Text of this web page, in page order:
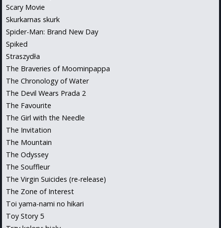
Scary Movie
Skurkarnas skurk
Spider-Man: Brand New Day
Spiked
Straszydła
The Braveries of Moominpappa
The Chronology of Water
The Devil Wears Prada 2
The Favourite
The Girl with the Needle
The Invitation
The Mountain
The Odyssey
The Souffleur
The Virgin Suicides (re-release)
The Zone of Interest
Toi yama-nami no hikari
Toy Story 5